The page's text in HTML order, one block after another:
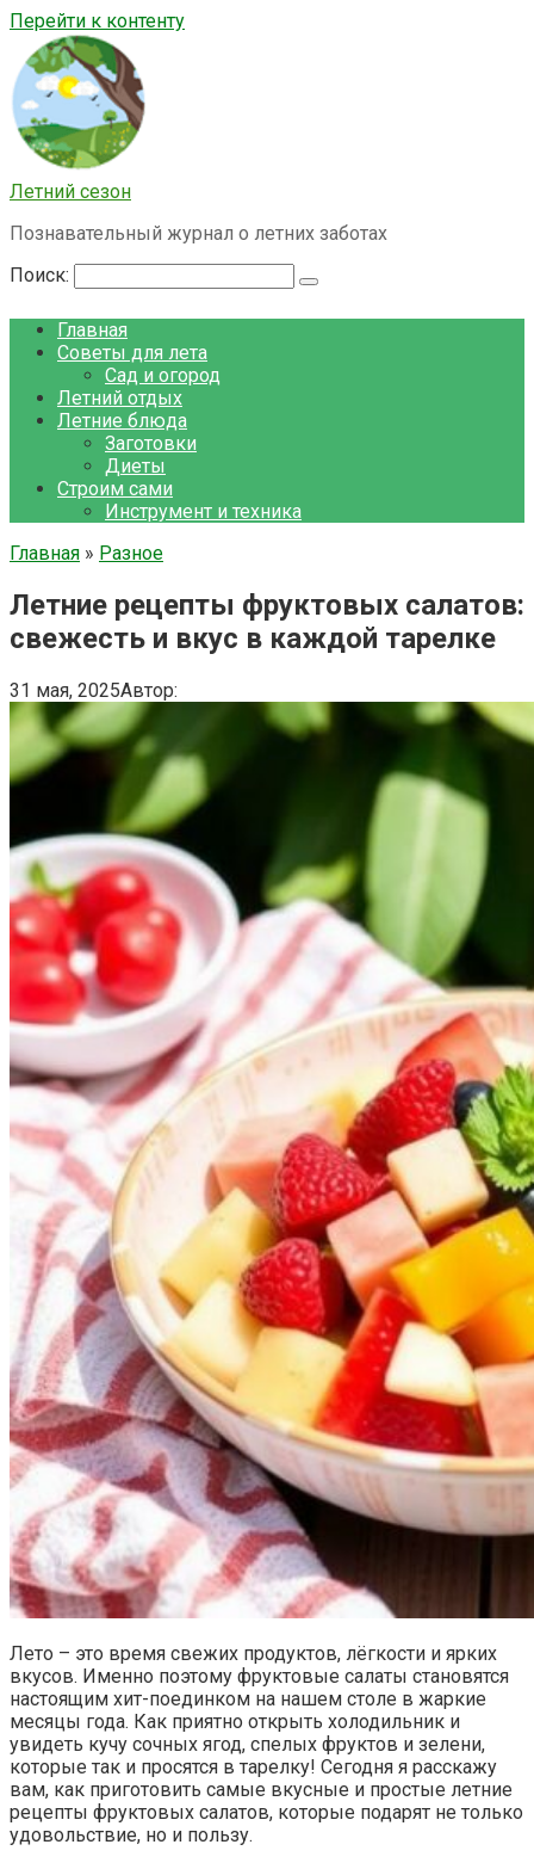
Перейти к контенту
Летний сезон
Познавательный журнал о летних заботах
Поиск:
Главная
Советы для лета
Сад и огород
Летний отдых
Летние блюда
Заготовки
Диеты
Строим сами
Инструмент и техника
Главная » Разное
Летние рецепты фруктовых салатов:
свежесть и вкус в каждой тарелке
31 мая, 2025Автор:
Лето – это время свежих продуктов, лёгкости и ярких
вкусов. Именно поэтому фруктовые салаты становятся
настоящим хит-поединком на нашем столе в жаркие
месяцы года. Как приятно открыть холодильник и
увидеть кучу сочных ягод, спелых фруктов и зелени,
которые так и просятся в тарелку! Сегодня я расскажу
вам, как приготовить самые вкусные и простые летние
рецепты фруктовых салатов, которые подарят не только
удовольствие, но и пользу.